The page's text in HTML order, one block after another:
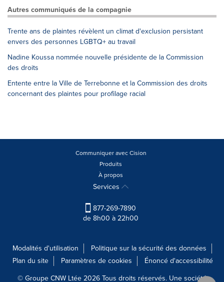
Autres communiqués de la compagnie
Trente ans de plaintes révèlent un climat d'exclusion persistant
envers des personnes LGBTQ+ au travail
Nadine Koussa nommée nouvelle présidente de la Commission
des droits
Entente entre la Ville de Terrebonne et la Commission des droits
concernant des plaintes pour profilage racial
Communiquer avec Cision
Produits
À propos
Services
877-269-7890
de 8h00 à 22h00
Modalités d'utilisation
Politique sur la sécurité des données
Plan du site
Paramètres de cookies
Énoncé d'accessibilité
© Groupe CNW Ltée 2026 Tous droits réservés. Une société